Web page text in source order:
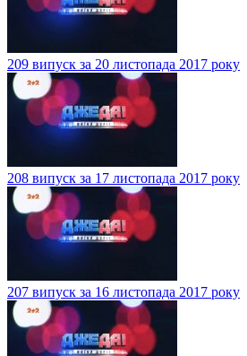
209 випуск за 20 листопада 2017 року
208 випуск за 17 листопада 2017 року
207 випуск за 16 листопада 2017 року